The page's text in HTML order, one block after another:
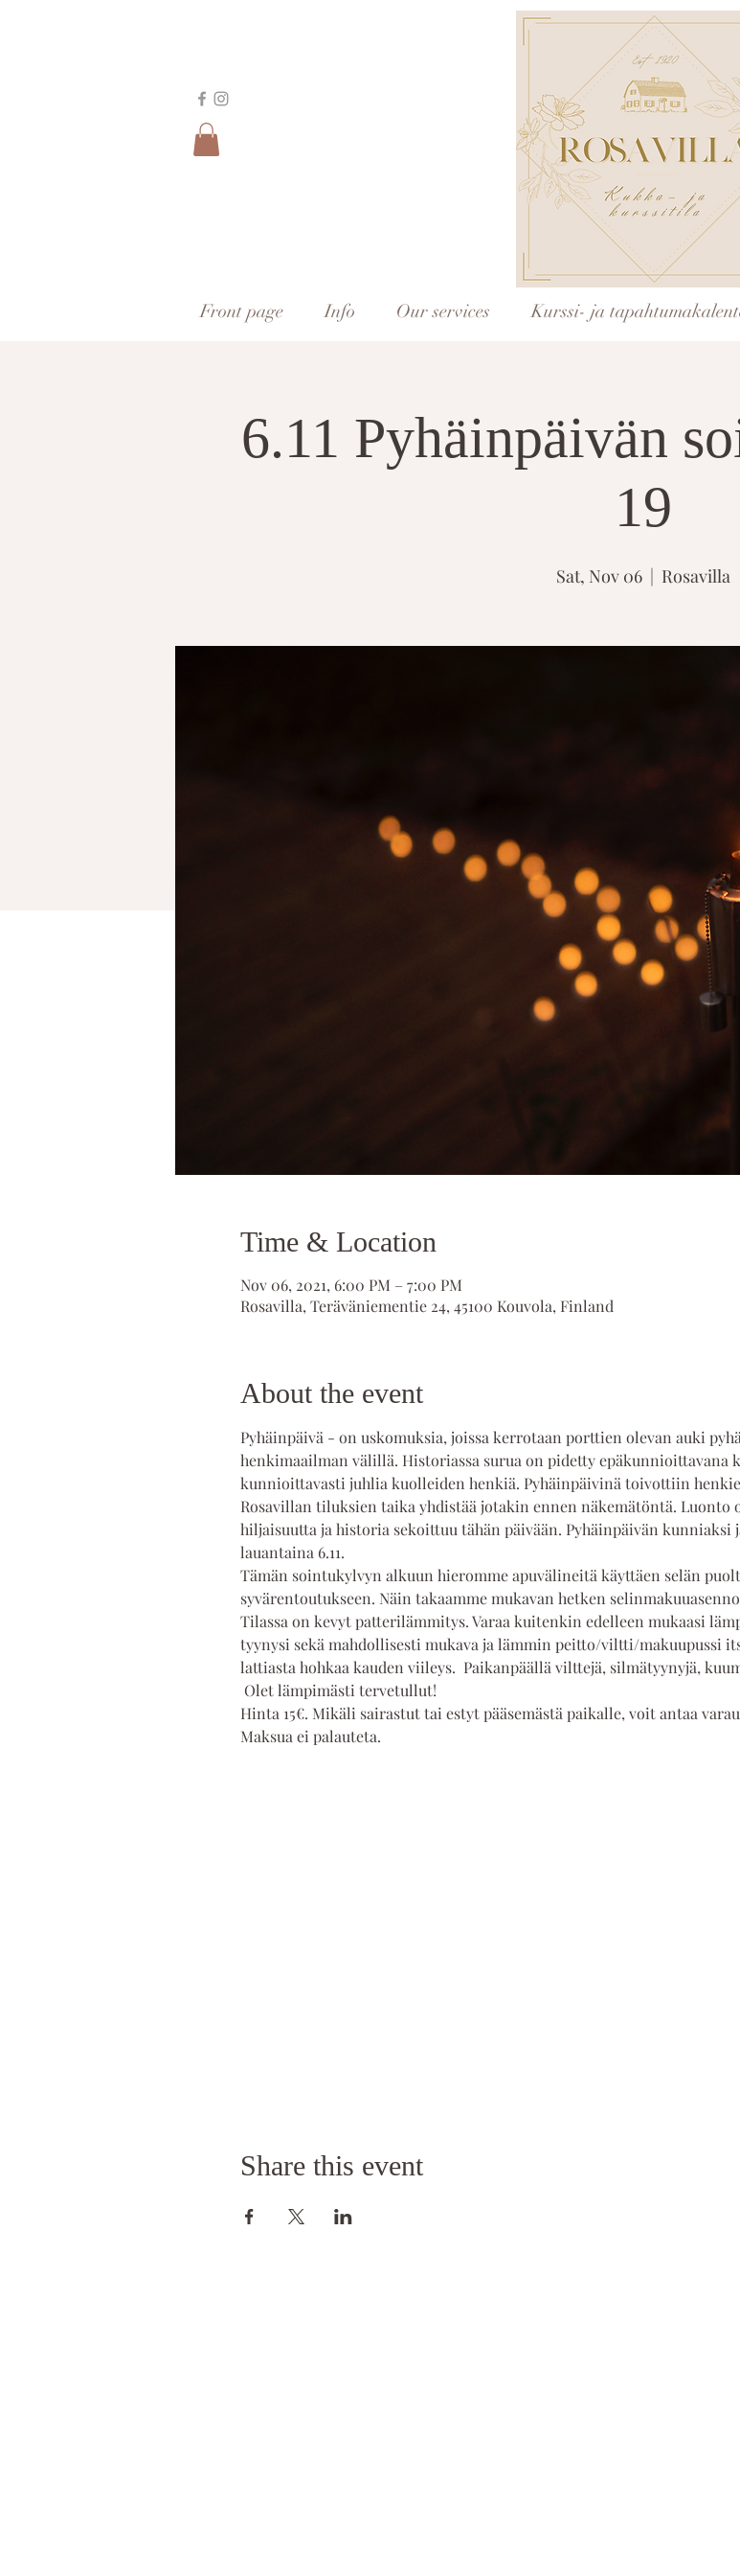
Front page Info Our services Kurssi- ja
6.11 Pyhäinpäivän
19
Sat, Nov 06
  |
Rosavilla
Time & Location
Nov 06, 2021, 6:00 PM – 7:00 PM
Rosavilla, Teräväniementie 24, 45100 Kouvola, Finland
About the event
Pyhäinpäivä - on uskomuksia, joissa kerrotaan porttien olevan auki
henkimaailman välillä. Historiassa surua on pidetty
kunnioittavasti juhlia kuolleiden henkiä. Pyhäinpäivinä toivottiin
Rosavillan tiluksien taika yhdistää jotakin ennen näkemätöntä. Luonto
hiljaisuutta ja historia sekoittuu tähän päivään. Pyhäinpäivän
lauantaina 6.11.
Tämän sointukylvyn alkuun hieromme apuvälineitä käyttäen selän
syvärentoutukseen. Näin takaamme mukavan hetken
Tilassa on kevyt patterilämmitys. Varaa kuitenkin edelleen mukaasi
tyynysi sekä mahdollisesti mukava ja lämmin peitto/viltti/makuupussi
lattiasta hohkaa kauden viileys.  Paikanpäällä vilttejä, silmätyynyjä,
Olet lämpimästi tervetullut!
Hinta 15€. Mikäli sairastut tai estyt pääsemästä paikalle, voit antaa
Maksua ei palauteta.
Share this event